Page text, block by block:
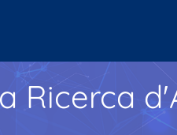
Ricerca